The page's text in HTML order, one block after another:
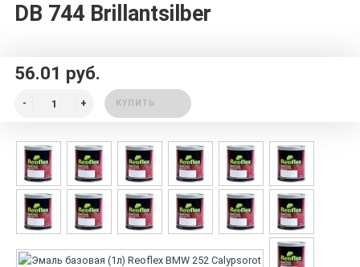
DB 744 Brillantsilber
56.01 руб.
КУПИТЬ